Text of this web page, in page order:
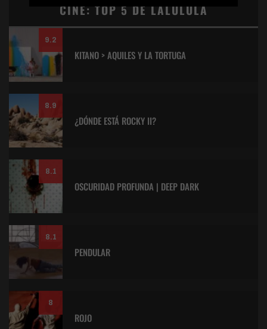
CINE: TOP 5 DE LALULULA
9.2
KITANO > AQUILES Y LA TORTUGA
8.9
¿DÓNDE ESTÁ ROCKY II?
8.1
OSCURIDAD PROFUNDA | DEEP DARK
8.1
PENDULAR
8
ROJO